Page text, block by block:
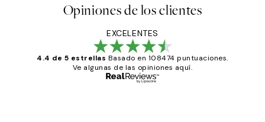
Opiniones de los clientes
EXCELENTES
4.4 de 5 estrellas Basado en 108474 puntuaciones.
Ve algunas de las opiniones aquí.